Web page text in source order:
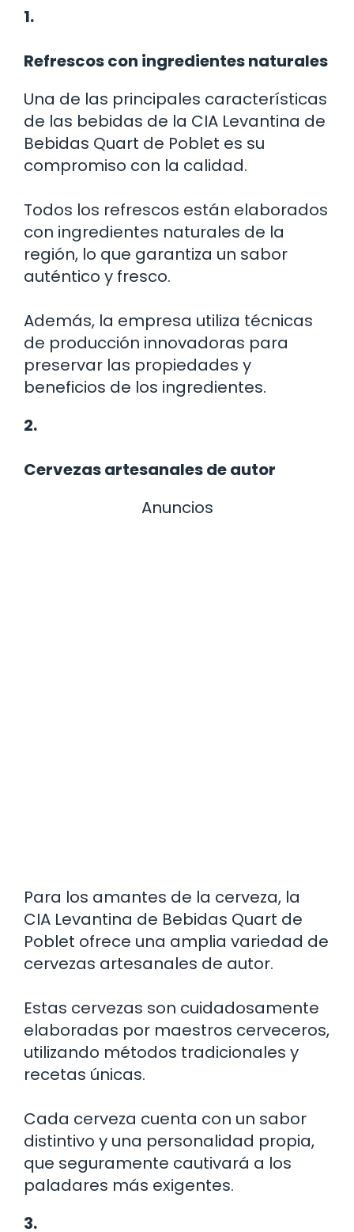
1.
Refrescos con ingredientes naturales
Una de las principales características
de las bebidas de la CIA Levantina de
Bebidas Quart de Poblet es su
compromiso con la calidad.
Todos los refrescos están elaborados
con ingredientes naturales de la
región, lo que garantiza un sabor
auténtico y fresco.
Además, la empresa utiliza técnicas
de producción innovadoras para
preservar las propiedades y
beneficios de los ingredientes.
2.
Cervezas artesanales de autor
Anuncios
Para los amantes de la cerveza, la
CIA Levantina de Bebidas Quart de
Poblet ofrece una amplia variedad de
cervezas artesanales de autor.
Estas cervezas son cuidadosamente
elaboradas por maestros cerveceros,
utilizando métodos tradicionales y
recetas únicas.
Cada cerveza cuenta con un sabor
distintivo y una personalidad propia,
que seguramente cautivará a los
paladares más exigentes.
3.